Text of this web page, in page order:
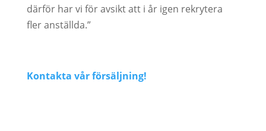
därför har vi för avsikt att i år igen rekrytera
fler anställda.”
Kontakta vår försäljning!